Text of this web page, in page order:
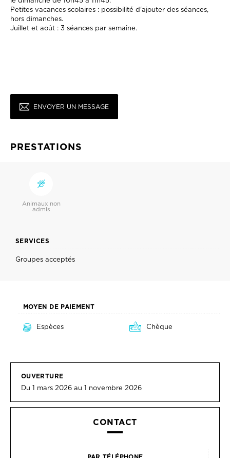
Petites vacances scolaires : possibilité d'ajouter des séances,
hors dimanches.
Juillet et août : 3 séances par semaine.
ENVOYER UN MESSAGE
PRESTATIONS
Animaux non
admis
SERVICES
Groupes acceptés
MOYEN DE PAIEMENT
Espèces Chèque
OUVERTURE
Du 1 mars 2026 au 1 novembre 2026
CONTACT